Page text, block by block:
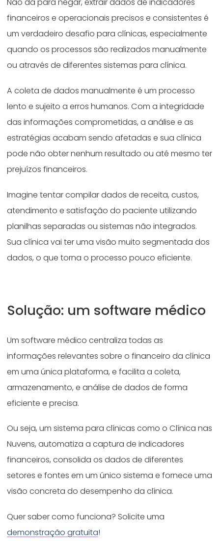
financeiros e operacionais precisos e consistentes é
um verdadeiro desafio para clínicas, especialmente
quando os processos são realizados manualmente
ou através de diferentes sistemas para clínica.
A coleta de dados manualmente é um processo
lento e sujeito a erros humanos. Com a integridade
das informações comprometidas, a análise e as
estratégias acabam sendo afetadas e sua clínica
pode não obter nenhum resultado ou até mesmo ter
prejuízos financeiros.
Imagine tentar compilar dados de receita, custos,
atendimento e satisfação do paciente utilizando
planilhas separadas ou sistemas não integrados.
Sua clínica vai ter uma visão muito segmentada dos
dados, o que torna o processo pouco eficiente.
Solução: um software médico
Um software médico centraliza todas as
informações relevantes sobre o financeiro da clínica
em uma única plataforma, e facilita a coleta,
armazenamento, e análise de dados de forma
eficiente e precisa.
Ou seja, um sistema para clínicas como o Clínica nas
Nuvens, automatiza a captura de indicadores
financeiros, consolida os dados de diferentes
setores e fontes em um único sistema e fornece uma
visão concreta do desempenho da clínica.
Quer saber como funciona? Solicite uma
demonstração gratuita!